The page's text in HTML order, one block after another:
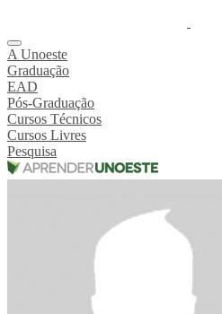
A Unoeste
Graduação
EAD
Pós-Graduação
Cursos Técnicos
Cursos Livres
Pesquisa